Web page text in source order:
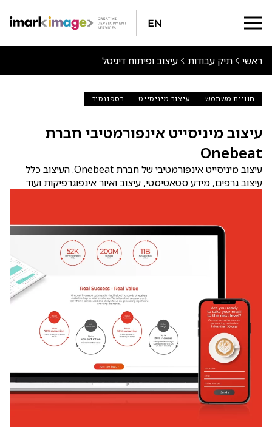
En
ראשי תיק עבודות עיצוב ופיתוח דיגיטל
חוויית משתמש עיצוב מיניסייט רספונסיב
עיצוב מיניסייט אינפורמטיבי חברת
Onebeat
עיצוב מיניסייט אינפורמטיבי של חברת Onebeat. העיצוב כלל
עיצוב גרפים, מידע סטאטיסטי, עיצוב ואיור אינפוגרפיקות ועוד